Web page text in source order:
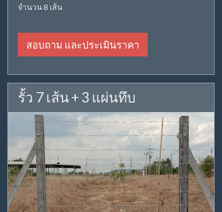
จำนวน 8 เส้น
สอบถาม และประเมินราคา
รั้ว 7 เส้น + 3 แผ่นทึบ